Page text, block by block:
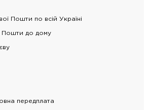
Пошти по всій Україні
Пошти до дому
передплата